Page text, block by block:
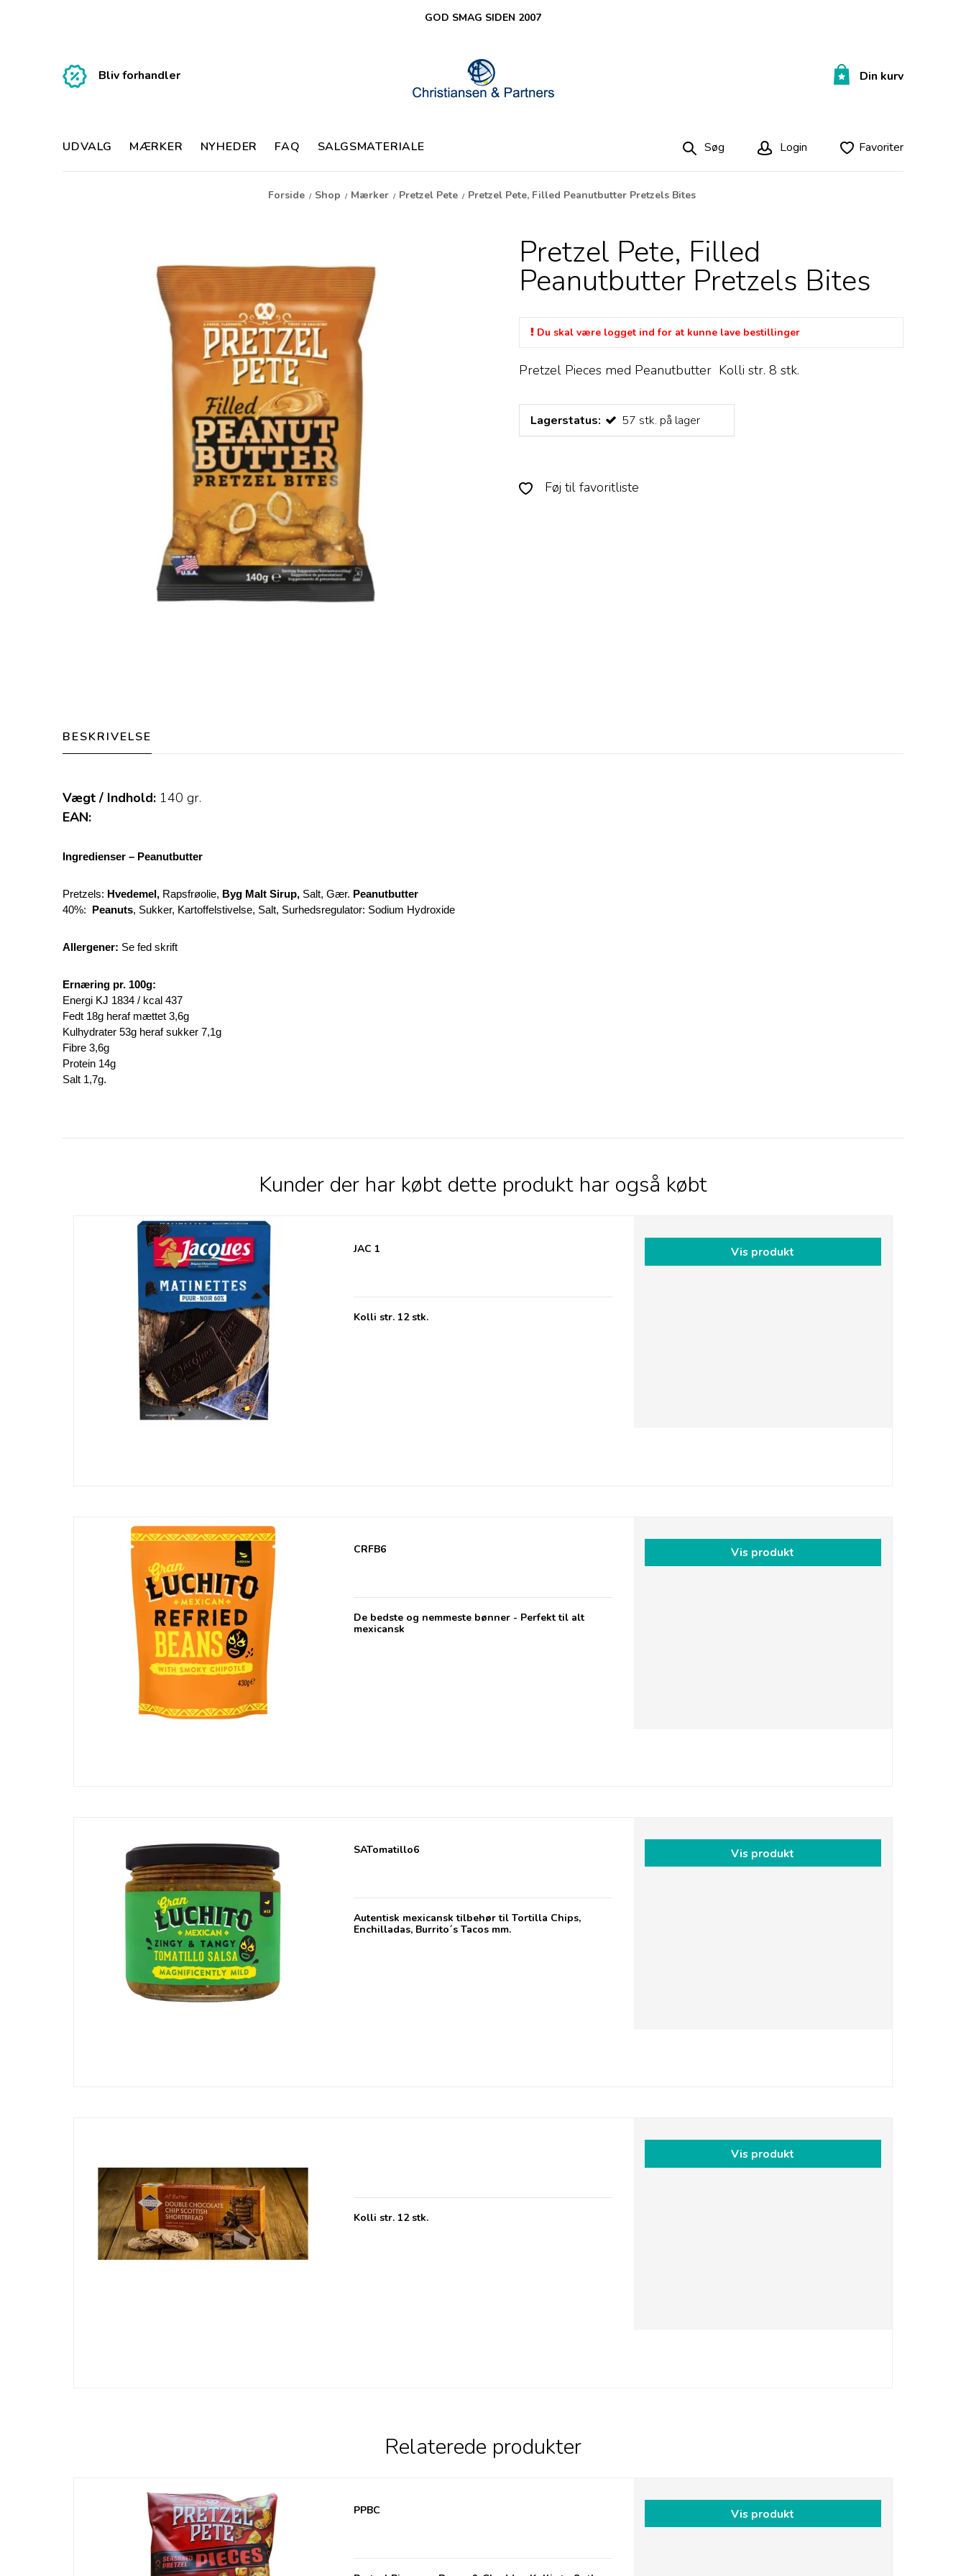
GOD SMAG SIDEN 2007
Bliv forhandler Din kurv
UDVALG MÆRKER NYHEDER FAQ SALGSMATERIALE Søg Login Favoriter
Forside / Shop / Mærker / Pretzel Pete / Pretzel Pete, Filled Peanutbutter Pretzels Bites
Pretzel Pete, Filled
Peanutbutter Pretzels Bites
Du skal være logget ind for at kunne lave bestillinger
Pretzel Pieces med Peanutbutter Kolli str. 8 stk.
Lagerstatus: 57 stk. på lager
Føj til favoritliste
BESKRIVELSE
Vægt / Indhold: 140 gr.
EAN:
Ingredienser – Peanutbutter
Pretzels: Hvedemel, Rapsfrøolie, Byg Malt Sirup, Salt, Gær. Peanutbutter
40%:
Peanuts, Sukker, Kartoffelstivelse, Salt, Surhedsregulator: Sodium Hydroxide
Allergener: Se fed skrift
Ernæring pr. 100g:
Energi KJ 1834 / kcal 437
Fedt 18g heraf mættet 3,6g
Kulhydrater 53g heraf sukker 7,1g
Fibre 3,6g
Protein 14g
Salt 1,7g.
Kunder der har købt dette produkt har også købt
JAC 1
Kolli str. 12 stk.
Vis produkt
CRFB6
De bedste og nemmeste bønner - Perfekt til alt
mexicansk
Vis produkt
SATomatillo6
Autentisk mexicansk tilbehør til Tortilla Chips,
Enchilladas, Burrito´s Tacos mm.
Vis produkt
Kolli str. 12 stk.
Vis produkt
Relaterede produkter
PPBC Vis produkt